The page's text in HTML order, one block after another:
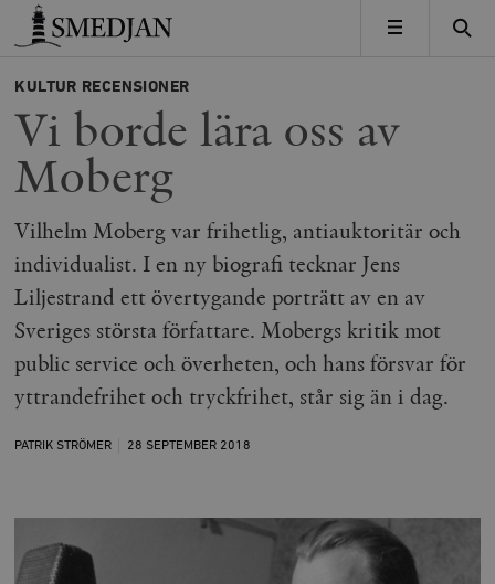
Timbro
MENY
KULTUR RECENSIONER
Vi borde lära oss av
Moberg
Vilhelm Moberg var frihetlig, antiauktoritär och
individualist. I en ny biografi tecknar Jens
Liljestrand ett övertygande porträtt av en av
Sveriges största författare. Mobergs kritik mot
public service och överheten, och hans försvar för
yttrandefrihet och tryckfrihet, står sig än i dag.
PATRIK STRÖMER 28 SEPTEMBER 2018